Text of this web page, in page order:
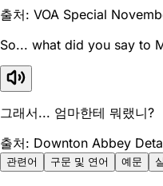
출처: VOA Special
So... what did you say to
그래서... 엄마한테 뭐랬니?
출처: Downton Abbey
관련어 구문 및 연어 예문